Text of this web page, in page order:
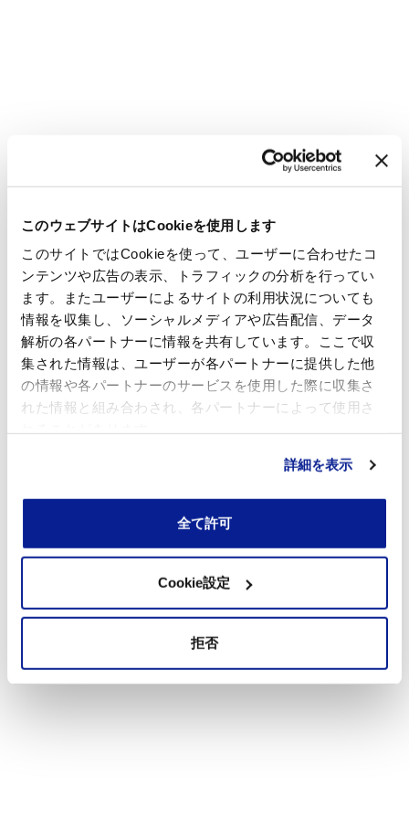
このウェブサイトはCookieを使用します
このサイトではCookieを使って、ユーザーに合わせたコ
ンテンツや広告の表示、トラフィックの分析を行ってい
ます。またユーザーによるサイトの利用状況についても
情報を収集し、ソーシャルメディアや広告配信、データ
解析の各パートナーに情報を共有しています。ここで収
集された情報は、ユーザーが各パートナーに提供した他
の情報や各パートナーのサービスを使用した際に収集さ
れた情報と組み合わされ、各パートナーによって使用さ
詳細を表示
全て許可
Cookie設定
拒否